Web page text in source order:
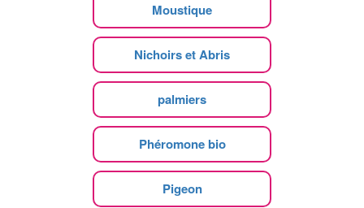
Moustique
Nichoirs et Abris
palmiers
Phéromone bio
Pigeon